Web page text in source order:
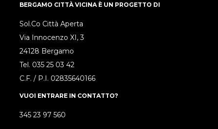
BERGAMO CITTÀ VICINA È UN PROGETTO DI
Sol.Co Città Aperta
Via Innocenzo XI, 3
24128 Bergamo
Tel. 035 25 03 42
C.F. / P.I. 02835640166
VUOI ENTRARE IN CONTATTO?
345 23 97 560